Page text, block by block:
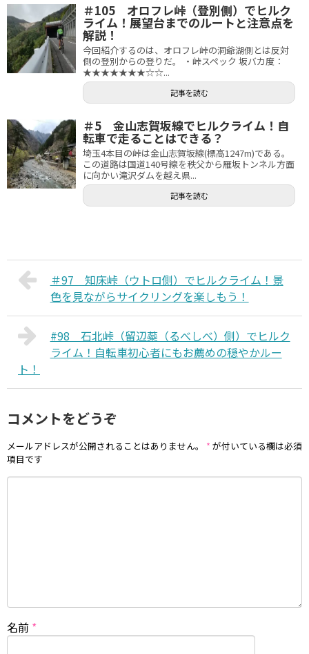
＃105 オロフレ峠（登別側）でヒルク
ライム！展望台までのルートと注意点を
解説！
今回紹介するのは、オロフレ峠の洞爺湖側とは反対
側の登別からの登りだ。 ・峠スペック 坂バカ度：
★★★★★★★☆☆...
記事を読む
＃5 金山志賀坂線でヒルクライム！自
転車で走ることはできる？
埼玉4本目の峠は金山志賀坂線(標高1247m)である。
この道路は国道140号線を秩父から雁坂トンネル方面
に向かい滝沢ダムを越え県...
記事を読む
＃97 知床峠（ウトロ側）でヒルクライム！景
色を見ながらサイクリングを楽しもう！
#98 石北峠（留辺蘂（るべしべ）側）でヒルク
ライム！自転車初心者にもお薦めの穏やかルー
ト！
コメントをどうぞ
メールアドレスが公開されることはありません。 * が付いている欄は必須
項目です
名前 *